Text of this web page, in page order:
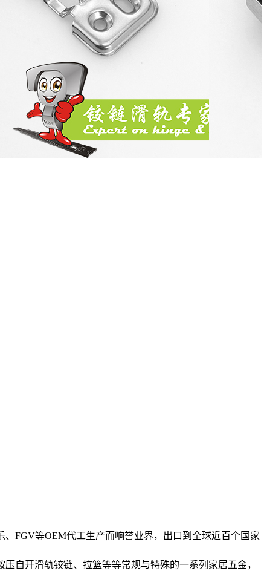
FGV等OEM代工生产而响誉业界，出口到全球近百个国家
自开滑轨铰链、拉篮等等常规与特殊的一系列家居五金，